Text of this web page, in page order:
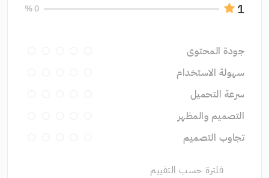
1
0 %
جودة المحتوى
سهولة الاستخدام
سرعة التحميل
التصميم والمظهر
تجاوب التصميم
فلترة حسب التقييم